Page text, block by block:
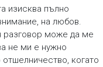
изисква пълно
на любов.
разговор може да ме
не ми е нужно
когато